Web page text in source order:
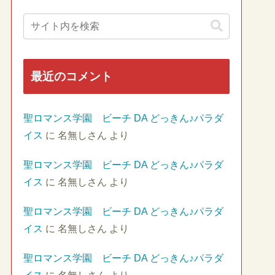
最近のコメント
聖ロマンス学園 ビーチ DA どっきん♪パラダ
イス に 名無しさん より
聖ロマンス学園 ビーチ DA どっきん♪パラダ
イス に 名無しさん より
聖ロマンス学園 ビーチ DA どっきん♪パラダ
イス に 名無しさん より
聖ロマンス学園 ビーチ DA どっきん♪パラダ